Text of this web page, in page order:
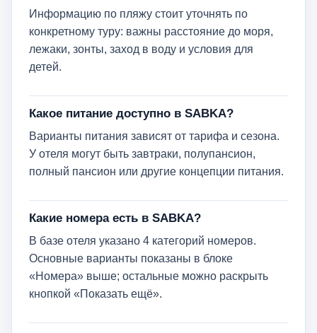
Информацию по пляжу стоит уточнять по
конкретному туру: важны расстояние до моря,
лежаки, зонты, заход в воду и условия для
детей.
Какое питание доступно в SABKA?
Варианты питания зависят от тарифа и сезона.
У отеля могут быть завтраки, полупансион,
полный пансион или другие концепции питания.
Какие номера есть в SABKA?
В базе отеля указано 4 категорий номеров.
Основные варианты показаны в блоке
«Номера» выше; остальные можно раскрыть
кнопкой «Показать ещё».